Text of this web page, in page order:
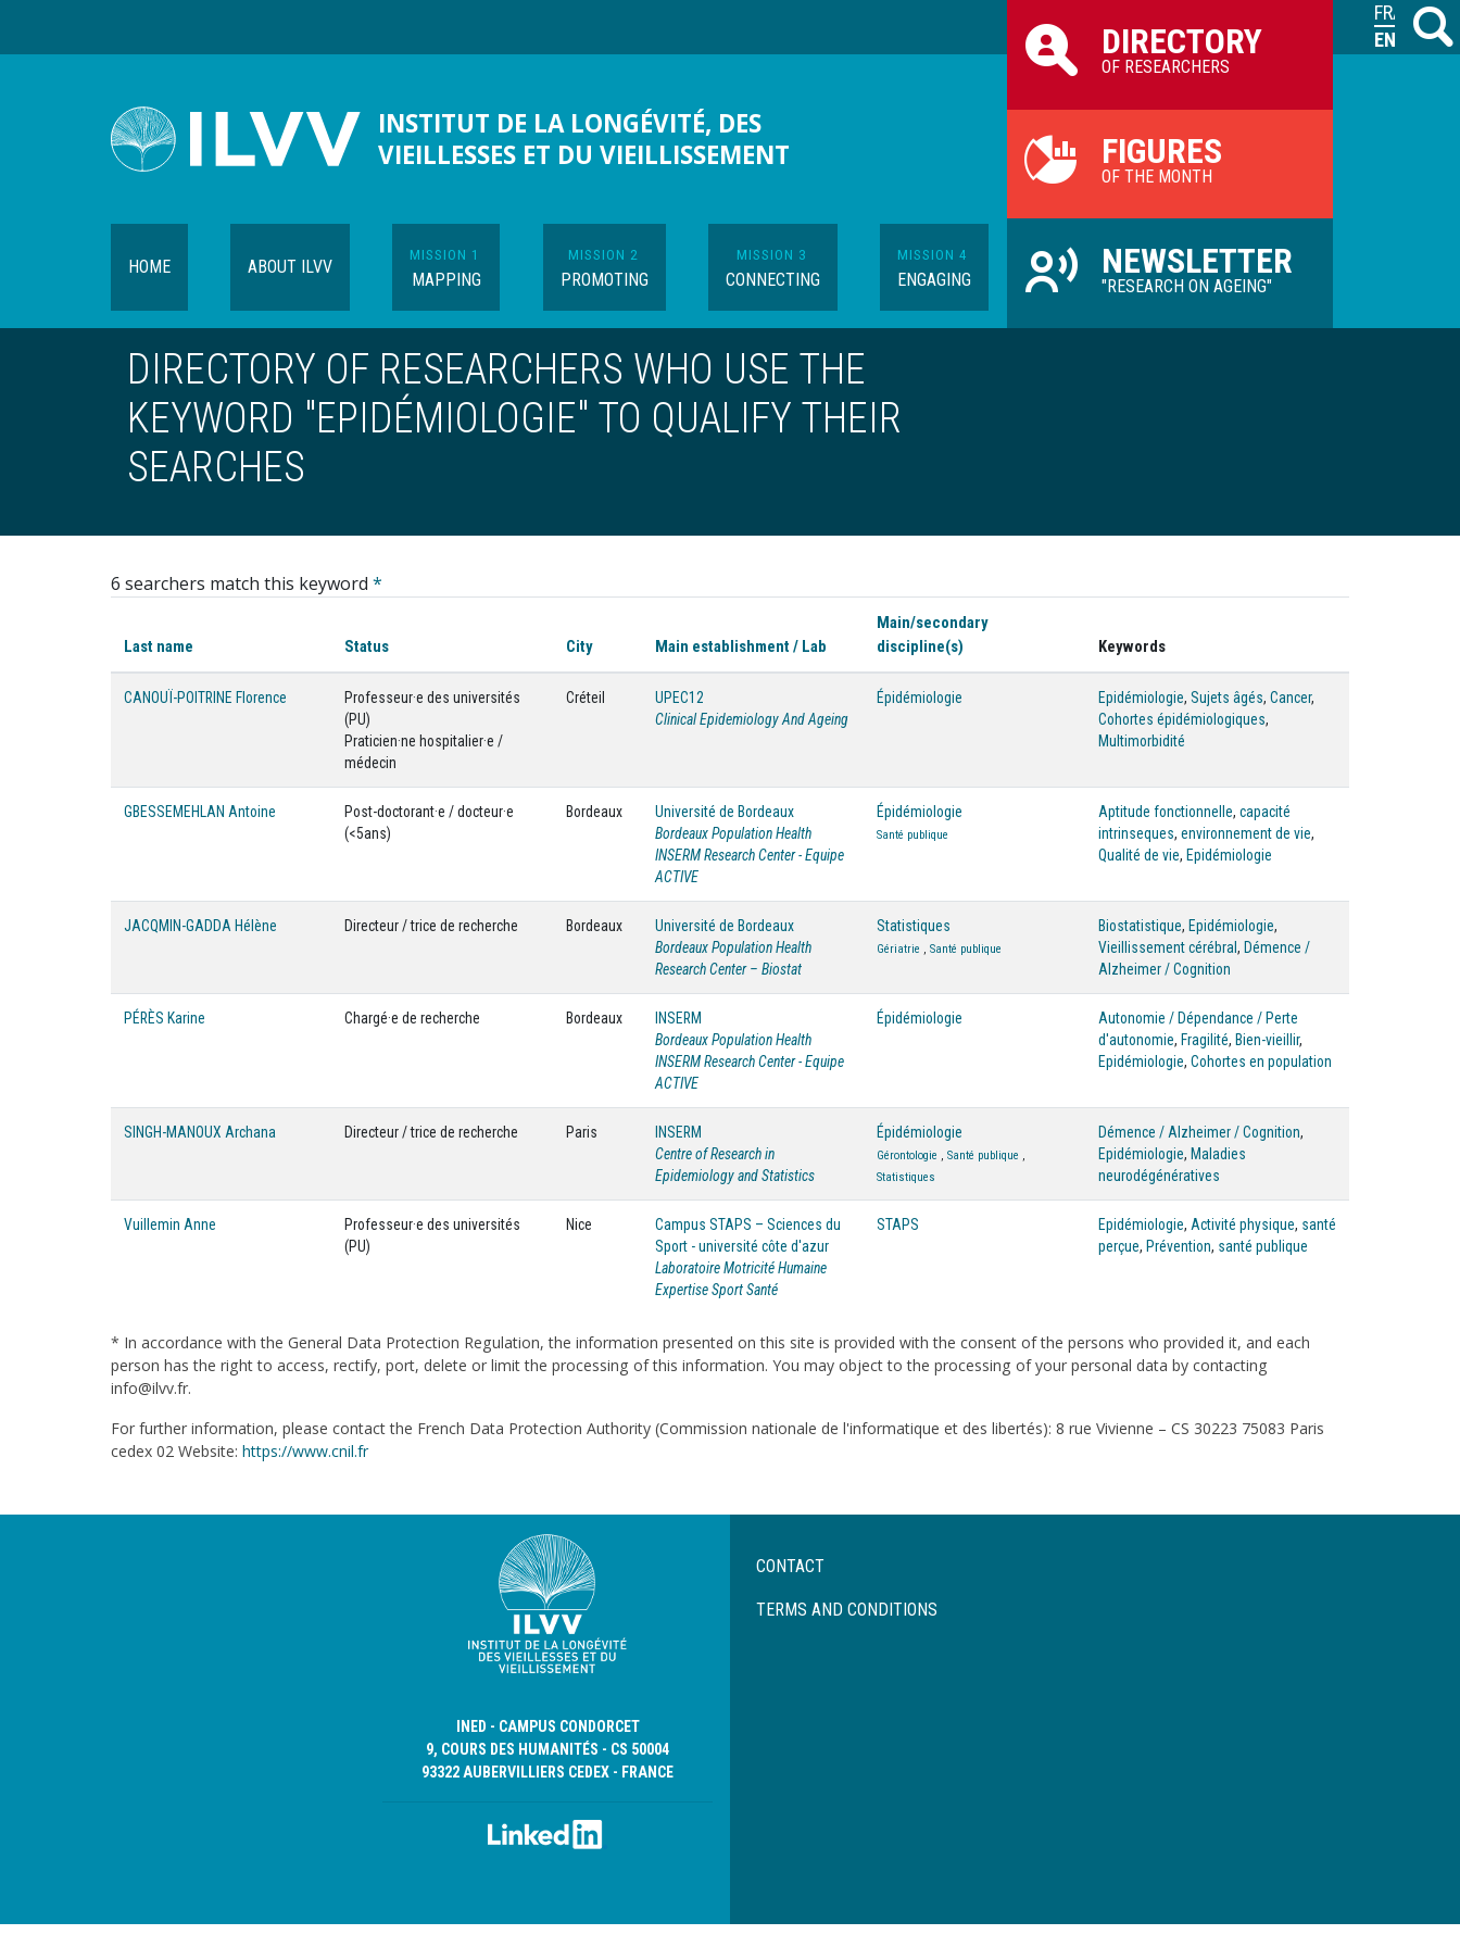
Search
M
INSTITUT DE LA LONGÉVITÉ, DES
VIEILLESSES ET DU VIEILLISSEMENT
HOME ABOUT ILVV
MISSION 1
MAPPING
MISSION 2
PROMOTING
MISSION 3
CONNECTING
MISSION 4
ENGAGING
ILVV
DIRECTORY
OF RESEARCHERS
FIGURES
OF THE MONTH
NEWSLETTER
"RESEARCH ON AGEING"
DIRECTORY OF RESEARCHERS WHO USE THE
KEYWORD "EPIDÉMIOLOGIE" TO QUALIFY THEIR
SEARCHES
6 searchers match this keyword *
Last name Status City Main establishment / Lab
Main/secondary
discipline(s)
Keywords
CANOUÏ-POITRINE Florence
Professeur·e des universités
(PU)
Praticien·ne hospitalier·e /
médecin
Créteil
UPEC12
Clinical Epidemiology And Ageing
Épidémiologie Epidémiologie, Sujets âgés, Cancer,
Cohortes épidémiologiques,
Multimorbidité
GBESSEMEHLAN Antoine
Post-doctorant·e / docteur·e
(<5ans)
Bordeaux
Université de Bordeaux
Bordeaux Population Health
INSERM Research Center - Equipe
ACTIVE
Épidémiologie
Santé publique
Aptitude fonctionnelle, capacité
intrinseques, environnement de vie,
Qualité de vie, Epidémiologie
JACQMIN-GADDA Hélène Directeur / trice de recherche Bordeaux
Université de Bordeaux
Bordeaux Population Health
Research Center – Biostat
Statistiques
Gériatrie , Santé publique
Biostatistique, Epidémiologie,
Vieillissement cérébral , Démence /
Alzheimer / Cognition
PÉRÈS Karine Chargé·e de recherche Bordeaux
INSERM
Bordeaux Population Health
INSERM Research Center - Equipe
ACTIVE
Épidémiologie
Autonomie / Dépendance / Perte
d'autonomie, Fragilité, Bien-vieillir,
Epidémiologie, Cohortes en population
SINGH-MANOUX Archana Directeur / trice de recherche Paris
INSERM
Centre of Research in
Epidemiology and Statistics
Épidémiologie
Gérontologie , Santé publique ,
Statistiques
Démence / Alzheimer / Cognition,
Epidémiologie, Maladies
neurodégénératives
Vuillemin Anne
Professeur·e des universités
(PU)
Nice
Campus STAPS – Sciences du
Sport - université côte d'azur
Laboratoire Motricité Humaine
Expertise Sport Santé
STAPS Epidémiologie, Activité physique, santé
perçue, Prévention, santé publique
* In accordance with the General Data Protection Regulation, the information presented on this site is provided with the consent of the persons who provided it, and each
person has the right to access, rectify, port, delete or limit the processing of this information. You may object to the processing of your personal data by contacting
info@ilvv.fr.
For further information, please contact the French Data Protection Authority (Commission nationale de l'informatique et des libertés): 8 rue Vivienne – CS 30223 75083 Paris
cedex 02 Website: https://www.cnil.fr
INED - CAMPUS CONDORCET
9, COURS DES HUMANITÉS - CS 50004
93322 AUBERVILLIERS CEDEX - FRANCE
Menu
de
CONTACT
TERMS AND CONDITIONS
FRANÇAIS
ENGLISH